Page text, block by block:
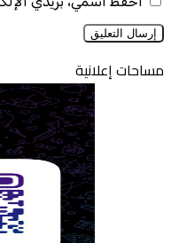
مساحات إعلانية